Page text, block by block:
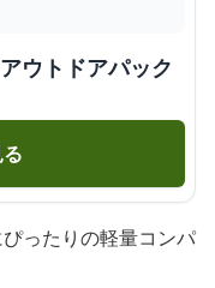
ウトドアパック
ったりの軽量コンパ